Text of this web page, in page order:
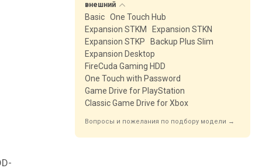
внешний
Basic One Touch Hub
Expansion STKM
Expansion STKN
Expansion STKP
Backup Plus Slim
Expansion Desktop
FireCuda Gaming HDD
One Touch with Password
Game Drive for PlayStation
Classic Game Drive for Xbox
Вопросы и пожелания по подбору модели →